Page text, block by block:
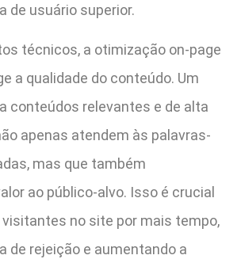
de usuário superior.
técnicos, a otimização on-page
a qualidade do conteúdo. Um
conteúdos relevantes e de alta
apenas atendem às palavras-
mas que também
ao público-alvo. Isso é crucial
no site por mais tempo,
de rejeição e aumentando a